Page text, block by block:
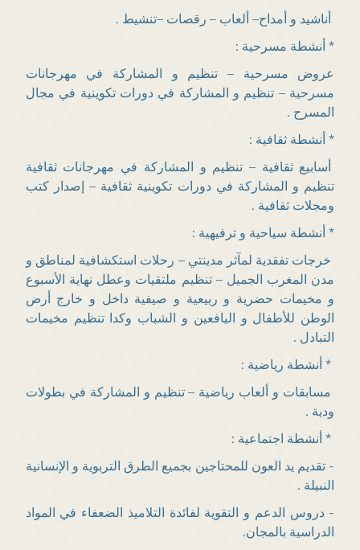
أناشيد و أمداح– ألعاب – رقصات –تنشيط .
* أنشطة مسرحية :
عروض مسرحية – تنظيم و المشاركة في مهرجانات
مسرحية – تنظيم و المشاركة في دورات تكوينية في مجال
المسرح .
* أنشطة ثقافية :
أسابيع ثقافية – تنظيم و المشاركة في مهرجانات ثقافية
تنظيم و المشاركة في دورات تكوينية ثقافية – إصدار كتب
ومجلات ثقافية .
* أنشطة سياحية و ترفيهية :
خرجات تفقدية لمآثر مدينتي – رحلات استكشافية لمناطق و
مدن المغرب الجميل – تنظيم ملتقيات وعطل نهاية الأسبوع
و مخيمات حضرية و ربيعية و صيفية داخل و خارج أرض
الوطن للأطفال و اليافعين و الشباب وكدا تنظيم مخيمات
التبادل .
* أنشطة رياضية :
مسابقات و ألعاب رياضية – تنظيم و المشاركة في بطولات
ودية .
* أنشطة اجتماعية :
- تقديم يد العون للمحتاجين بجميع الطرق التربوية و الإنسانية
النبيلة .
- دروس الدعم و التقوية لفائدة التلاميذ الضعفاء في المواد
الدراسية بالمجان.